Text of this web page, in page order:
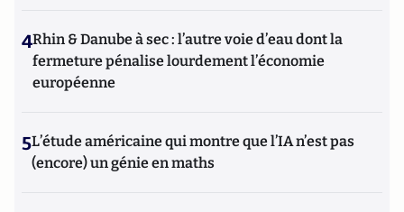
4Rhin & Danube à sec : l’autre voie d’eau dont la
fermeture pénalise lourdement l’économie
européenne
5L’étude américaine qui montre que l’IA n’est pas
(encore) un génie en maths